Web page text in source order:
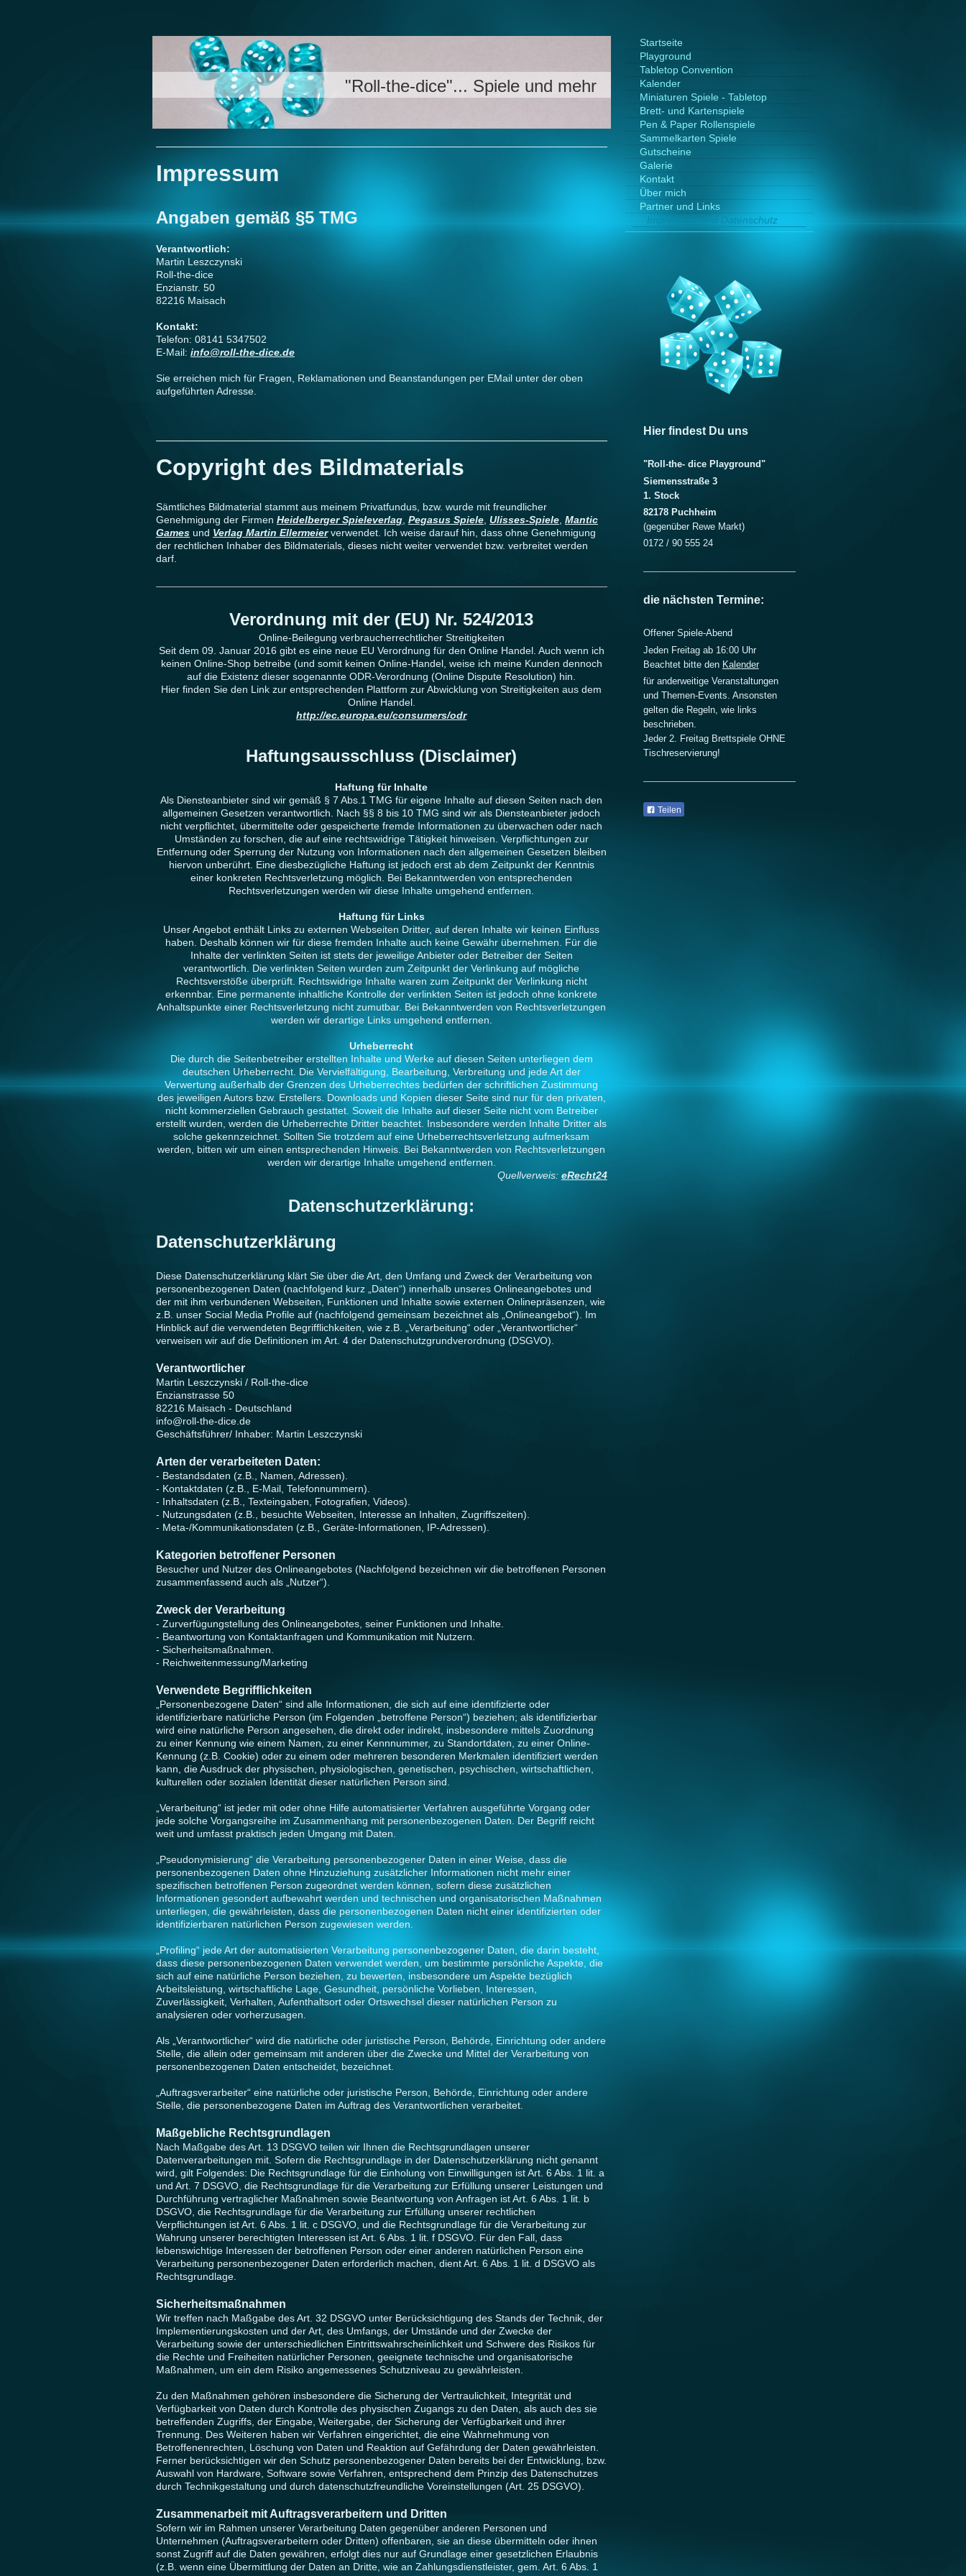
"Roll-the-dice"... Spiele und mehr
Impressum
Angaben gemäß §5 TMG
Verantwortlich:
Martin Leszczynski
Roll-the-dice
Enzianstr. 50
82216 Maisach
Kontakt:
Telefon: 08141 5347502
E-Mail: info@roll-the-dice.de
Sie erreichen mich für Fragen, Reklamationen und Beanstandungen per EMail unter der oben
aufgeführten Adresse.
Copyright des Bildmaterials
Sämtliches Bildmaterial stammt aus meinem Privatfundus, bzw. wurde mit freundlicher
Genehmigung der Firmen Heidelberger Spieleverlag Pegasus Spiele Ulisses-Spiele Mantic
Games und Verlag Martin Ellermeierverwendet. Ich weise darauf hin, dass ohne Genehmigung
der rechtlichen Inhaber des Bildmaterials, dieses nicht weiter verwendet bzw. verbreitet werden
darf.
Verordnung mit der (EU) Nr. 524/2013
Online-Beilegung verbraucherrechtlicher Streitigkeiten
Seit dem 09. Januar 2016 gibt es eine neue EU Verordnung für den Online Handel. Auch wenn ich
keinen Online-Shop betreibe (und somit keinen Online-Handel, weise ich meine Kunden dennoch
auf die Existenz dieser sogenannte ODR-Verordnung (Online Dispute Resolution) hin.
Hier finden Sie den Link zur entsprechenden Plattform zur Abwicklung von Streitigkeiten aus dem
Online Handel.
http://ec.europa.eu/consumers/odr
Haftungsausschluss (Disclaimer)
Haftung für Inhalte
Als Diensteanbieter sind wir gemäß § 7 Abs.1 TMG für eigene Inhalte auf diesen Seiten nach den
allgemeinen Gesetzen verantwortlich. Nach §§ 8 bis 10 TMG sind wir als Diensteanbieter jedoch
nicht verpflichtet, übermittelte oder gespeicherte fremde Informationen zu überwachen oder nach
Umständen zu forschen, die auf eine rechtswidrige Tätigkeit hinweisen. Verpflichtungen zur
Entfernung oder Sperrung der Nutzung von Informationen nach den allgemeinen Gesetzen bleiben
hiervon unberührt. Eine diesbezügliche Haftung ist jedoch erst ab dem Zeitpunkt der Kenntnis
einer konkreten Rechtsverletzung möglich. Bei Bekanntwerden von entsprechenden
Rechtsverletzungen werden wir diese Inhalte umgehend entfernen.
Haftung für Links
Unser Angebot enthält Links zu externen Webseiten Dritter, auf deren Inhalte wir keinen Einfluss
haben. Deshalb können wir für diese fremden Inhalte auch keine Gewähr übernehmen. Für die
Inhalte der verlinkten Seiten ist stets der jeweilige Anbieter oder Betreiber der Seiten
verantwortlich. Die verlinkten Seiten wurden zum Zeitpunkt der Verlinkung auf mögliche
Rechtsverstöße überprüft. Rechtswidrige Inhalte waren zum Zeitpunkt der Verlinkung nicht
erkennbar. Eine permanente inhaltliche Kontrolle der verlinkten Seiten ist jedoch ohne konkrete
Anhaltspunkte einer Rechtsverletzung nicht zumutbar. Bei Bekanntwerden von Rechtsverletzungen
werden wir derartige Links umgehend entfernen.
Urheberrecht
Die durch die Seitenbetreiber erstellten Inhalte und Werke auf diesen Seiten unterliegen dem
deutschen Urheberrecht. Die Vervielfältigung, Bearbeitung, Verbreitung und jede Art der
Verwertung außerhalb der Grenzen des Urheberrechtes bedürfen der schriftlichen Zustimmung
des jeweiligen Autors bzw. Erstellers. Downloads und Kopien dieser Seite sind nur für den privaten,
nicht kommerziellen Gebrauch gestattet. Soweit die Inhalte auf dieser Seite nicht vom Betreiber
erstellt wurden, werden die Urheberrechte Dritter beachtet. Insbesondere werden Inhalte Dritter als
solche gekennzeichnet. Sollten Sie trotzdem auf eine Urheberrechtsverletzung aufmerksam
werden, bitten wir um einen entsprechenden Hinweis. Bei Bekanntwerden von Rechtsverletzungen
werden wir derartige Inhalte umgehend entfernen.
Quellverweis: eRecht24
Datenschutzerklärung:
Datenschutzerklärung
Diese Datenschutzerklärung klärt Sie über die Art, den Umfang und Zweck der Verarbeitung von
personenbezogenen Daten (nachfolgend kurz „Daten“) innerhalb unseres Onlineangebotes und
der mit ihm verbundenen Webseiten, Funktionen und Inhalte sowie externen Onlinepräsenzen, wie
z.B. unser Social Media Profile auf (nachfolgend gemeinsam bezeichnet als „Onlineangebot“). Im
Hinblick auf die verwendeten Begrifflichkeiten, wie z.B. „Verarbeitung“ oder „Verantwortlicher“
verweisen wir auf die Definitionen im Art. 4 der Datenschutzgrundverordnung (DSGVO).
Verantwortlicher
Martin Leszczynski / Roll-the-dice
Enzianstrasse 50
82216 Maisach - Deutschland
info@roll-the-dice.de
Geschäftsführer/ Inhaber: Martin Leszczynski
Arten der verarbeiteten Daten:
- Bestandsdaten (z.B., Namen, Adressen).
- Kontaktdaten (z.B., E-Mail, Telefonnummern).
- Inhaltsdaten (z.B., Texteingaben, Fotografien, Videos).
- Nutzungsdaten (z.B., besuchte Webseiten, Interesse an Inhalten, Zugriffszeiten).
- Meta-/Kommunikationsdaten (z.B., Geräte-Informationen, IP-Adressen).
Kategorien betroffener Personen
Besucher und Nutzer des Onlineangebotes (Nachfolgend bezeichnen wir die betroffenen Personen
zusammenfassend auch als „Nutzer“).
Zweck der Verarbeitung
- Zurverfügungstellung des Onlineangebotes, seiner Funktionen und Inhalte.
- Beantwortung von Kontaktanfragen und Kommunikation mit Nutzern.
- Sicherheitsmaßnahmen.
- Reichweitenmessung/Marketing
Verwendete Begrifflichkeiten
„Personenbezogene Daten“ sind alle Informationen, die sich auf eine identifizierte oder
identifizierbare natürliche Person (im Folgenden „betroffene Person“) beziehen; als identifizierbar
wird eine natürliche Person angesehen, die direkt oder indirekt, insbesondere mittels Zuordnung
zu einer Kennung wie einem Namen, zu einer Kennnummer, zu Standortdaten, zu einer Online-
Kennung (z.B. Cookie) oder zu einem oder mehreren besonderen Merkmalen identifiziert werden
kann, die Ausdruck der physischen, physiologischen, genetischen, psychischen, wirtschaftlichen,
kulturellen oder sozialen Identität dieser natürlichen Person sind.
„Verarbeitung“ ist jeder mit oder ohne Hilfe automatisierter Verfahren ausgeführte Vorgang oder
jede solche Vorgangsreihe im Zusammenhang mit personenbezogenen Daten. Der Begriff reicht
weit und umfasst praktisch jeden Umgang mit Daten.
„Pseudonymisierung“ die Verarbeitung personenbezogener Daten in einer Weise, dass die
personenbezogenen Daten ohne Hinzuziehung zusätzlicher Informationen nicht mehr einer
spezifischen betroffenen Person zugeordnet werden können, sofern diese zusätzlichen
Informationen gesondert aufbewahrt werden und technischen und organisatorischen Maßnahmen
unterliegen, die gewährleisten, dass die personenbezogenen Daten nicht einer identifizierten oder
identifizierbaren natürlichen Person zugewiesen werden.
„Profiling“ jede Art der automatisierten Verarbeitung personenbezogener Daten, die darin besteht,
dass diese personenbezogenen Daten verwendet werden, um bestimmte persönliche Aspekte, die
sich auf eine natürliche Person beziehen, zu bewerten, insbesondere um Aspekte bezüglich
Arbeitsleistung, wirtschaftliche Lage, Gesundheit, persönliche Vorlieben, Interessen,
Zuverlässigkeit, Verhalten, Aufenthaltsort oder Ortswechsel dieser natürlichen Person zu
analysieren oder vorherzusagen.
Als „Verantwortlicher“ wird die natürliche oder juristische Person, Behörde, Einrichtung oder andere
Stelle, die allein oder gemeinsam mit anderen über die Zwecke und Mittel der Verarbeitung von
personenbezogenen Daten entscheidet, bezeichnet.
„Auftragsverarbeiter“ eine natürliche oder juristische Person, Behörde, Einrichtung oder andere
Stelle, die personenbezogene Daten im Auftrag des Verantwortlichen verarbeitet.
Maßgebliche Rechtsgrundlagen
Nach Maßgabe des Art. 13 DSGVO teilen wir Ihnen die Rechtsgrundlagen unserer
Datenverarbeitungen mit. Sofern die Rechtsgrundlage in der Datenschutzerklärung nicht genannt
wird, gilt Folgendes: Die Rechtsgrundlage für die Einholung von Einwilligungen ist Art. 6 Abs. 1 lit. a
und Art. 7 DSGVO, die Rechtsgrundlage für die Verarbeitung zur Erfüllung unserer Leistungen und
Durchführung vertraglicher Maßnahmen sowie Beantwortung von Anfragen ist Art. 6 Abs. 1 lit. b
DSGVO, die Rechtsgrundlage für die Verarbeitung zur Erfüllung unserer rechtlichen
Verpflichtungen ist Art. 6 Abs. 1 lit. c DSGVO, und die Rechtsgrundlage für die Verarbeitung zur
Wahrung unserer berechtigten Interessen ist Art. 6 Abs. 1 lit. f DSGVO. Für den Fall, dass
lebenswichtige Interessen der betroffenen Person oder einer anderen natürlichen Person eine
Verarbeitung personenbezogener Daten erforderlich machen, dient Art. 6 Abs. 1 lit. d DSGVO als
Rechtsgrundlage.
Sicherheitsmaßnahmen
Wir treffen nach Maßgabe des Art. 32 DSGVO unter Berücksichtigung des Stands der Technik, der
Implementierungskosten und der Art, des Umfangs, der Umstände und der Zwecke der
Verarbeitung sowie der unterschiedlichen Eintrittswahrscheinlichkeit und Schwere des Risikos für
die Rechte und Freiheiten natürlicher Personen, geeignete technische und organisatorische
Maßnahmen, um ein dem Risiko angemessenes Schutzniveau zu gewährleisten.
Zu den Maßnahmen gehören insbesondere die Sicherung der Vertraulichkeit, Integrität und
Verfügbarkeit von Daten durch Kontrolle des physischen Zugangs zu den Daten, als auch des sie
betreffenden Zugriffs, der Eingabe, Weitergabe, der Sicherung der Verfügbarkeit und ihrer
Trennung. Des Weiteren haben wir Verfahren eingerichtet, die eine Wahrnehmung von
Betroffenenrechten, Löschung von Daten und Reaktion auf Gefährdung der Daten gewährleisten.
Ferner berücksichtigen wir den Schutz personenbezogener Daten bereits bei der Entwicklung, bzw.
Auswahl von Hardware, Software sowie Verfahren, entsprechend dem Prinzip des Datenschutzes
durch Technikgestaltung und durch datenschutzfreundliche Voreinstellungen (Art. 25 DSGVO).
Zusammenarbeit mit Auftragsverarbeitern und Dritten
Sofern wir im Rahmen unserer Verarbeitung Daten gegenüber anderen Personen und
Unternehmen (Auftragsverarbeitern oder Dritten) offenbaren, sie an diese übermitteln oder ihnen
sonst Zugriff auf die Daten gewähren, erfolgt dies nur auf Grundlage einer gesetzlichen Erlaubnis
(z.B. wenn eine Übermittlung der Daten an Dritte, wie an Zahlungsdienstleister, gem. Art. 6 Abs. 1
Startseite
Playground
Tabletop Convention
Kalender
Miniaturen Spiele - Tabletop
Brett- und Kartenspiele
Pen & Paper Rollenspiele
Sammelkarten Spiele
Gutscheine
Galerie
Kontakt
Über mich
Partner und Links
Impressum und Datenschutz
Hier findest Du uns
"Roll-the- dice Playground"
Siemensstraße 3
1. Stock
82178 Puchheim
(gegenüber Rewe Markt)
0172 / 90 555 24
die nächsten Termine:
Offener Spiele-Abend
Jeden Freitag ab 16:00 Uhr
Beachtet bitte den Kalender
für anderweitige Veranstaltungen
und Themen-Events. Ansonsten
gelten die Regeln, wie links
beschrieben.
Jeder 2. Freitag Brettspiele OHNE
Tischreservierung!
Teilen